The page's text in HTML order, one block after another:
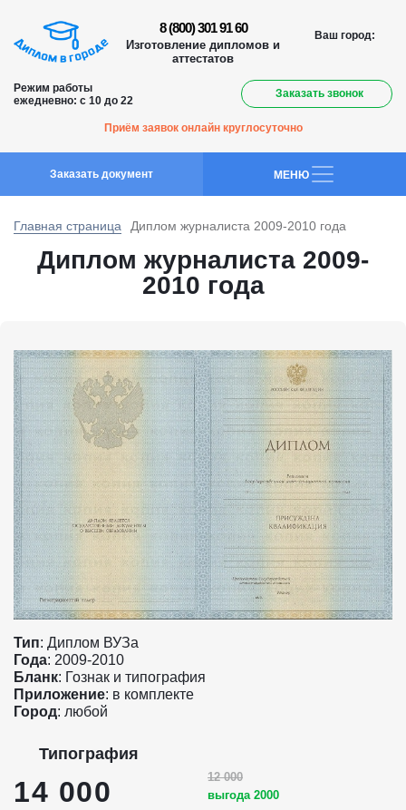
8 (800) 301 91 60
Изготовление дипломов и
аттестатов
Ваш город:
Режим работы
ежедневно: с 10 до 22
Заказать звонок
Приём заявок онлайн круглосуточно
Заказать документ MEНЮ
Главная страница Диплом журналиста 2009-2010 года
Диплом журналиста 2009-
2010 года
Тип: Диплом ВУЗа
Года: 2009-2010
Бланк: Гознак и типография
Приложение: в комплекте
Город: любой
Типография
14 000
12 000
выгода 2000